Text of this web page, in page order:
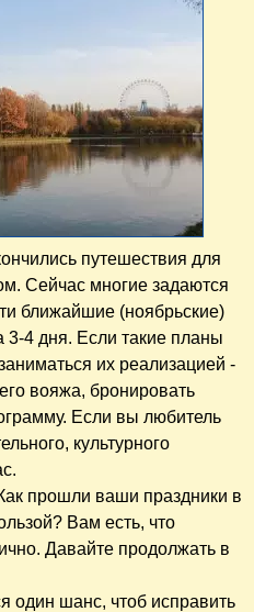
путешествия для
Сейчас многие задаются
ближайшие (ноябрьские)
3-4 дня. Если такие планы
их реализацией -
вояжа, бронировать
Если вы любитель
культурного
прошли ваши праздники в
Вам есть, что
Давайте продолжать в
один шанс, чтоб исправить